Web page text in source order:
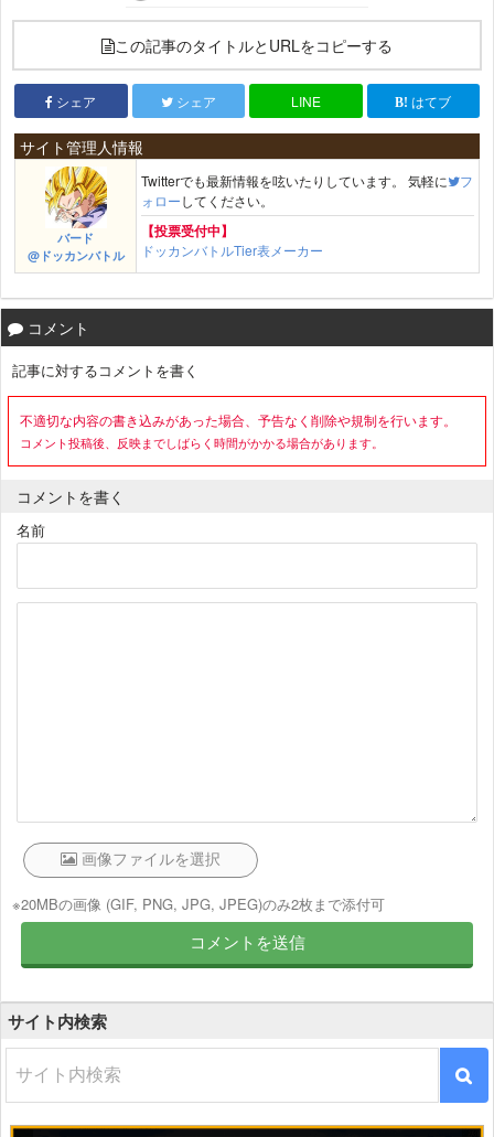
この記事のタイトルとURLをコピーする
シェア シェア LINE はてブ
サイト管理人情報
バード
@ドッカンバトル
Twitterでも最新情報を呟いたりしています。 気軽に
フ
ォローしてください。
【投票受付中】
ドッカンバトルTier表メーカー
コメント
記事に対するコメントを書く
不適切な内容の書き込みがあった場合、予告なく削除や規制を行います。
コメント投稿後、反映までしばらく時間がかかる場合があります。
コメントを書く
※20MBの画像 (GIF, PNG, JPG, JPEG)のみ2枚まで添付可
名前
サイト内検索